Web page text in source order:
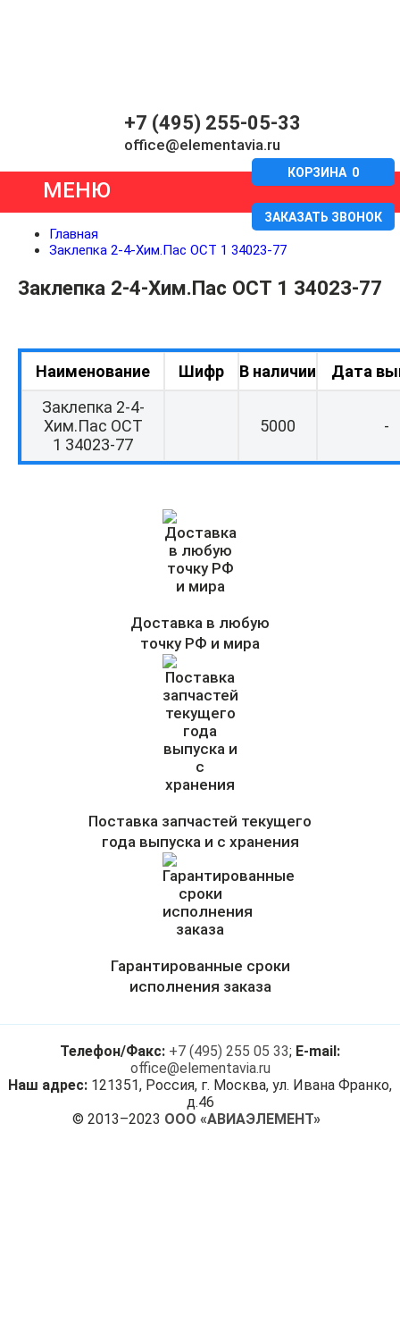
+7 (495) 255-05-33
office@elementavia.ru
ЗАКАЗАТЬ ЗВОНОК
КОРЗИНА 0
МЕНЮ
Главная
Заклепка 2-4-Хим.Пас ОСТ 1 34023-77
Заклепка 2-4-Хим.Пас ОСТ 1 34023-77
Наименование Шифр В наличии
Дата
Заклепка 2-4-
Хим.Пас ОСТ
1 34023-77
5000 -
Доставка в любую
точку РФ и мира
Поставка запчастей текущего
года выпуска и с хранения
Гарантированные сроки
исполнения заказа
Телефон/Факс: +7 (495) 255 05 33; E-mail:
office@elementavia.ru
Наш адрес: 121351, Россия, г. Москва, ул. Ивана Франко,
д.46
© 2013–2023 ООО «АВИАЭЛЕМЕНТ»